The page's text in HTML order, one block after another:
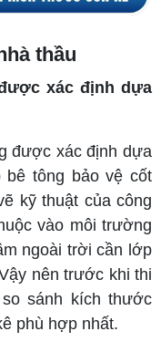
thầu
xác định dựa
được xác định dựa
bê tông bảo vệ cốt
kỹ thuật của công
vào môi trường
ngoài trời cần lớp
nên trước khi thi
sánh kích thước
phù hợp nhất.